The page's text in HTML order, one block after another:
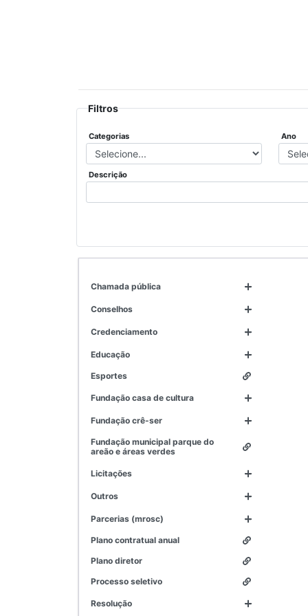
Filtros
Categorias Ano
Descrição
chamada pública
conselhos
credenciamento
educação
esportes
fundação casa de cultura
fundação crê-ser
fundação municipal parque do
areão e áreas verdes
licitações
outros
parcerias (mrosc)
plano contratual anual
plano diretor
processo seletivo
resolução